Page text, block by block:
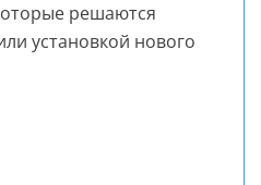
решаются
установкой нового